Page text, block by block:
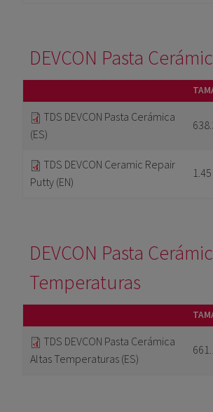
DEVCON Pasta
TDS DEVCON Pasta Cerámica
(ES)
TDS DEVCON Ceramic Repair
Putty (EN)
DEVCON Pasta
Temperaturas
TDS DEVCON Pasta Cerámica
Altas Temperaturas (ES)